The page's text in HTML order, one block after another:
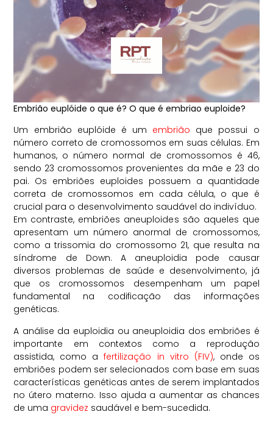
Embrião euplóide o que é? O que é embriao euploide?
Um embrião euplóide é um embrião que possui o
número correto de cromossomos em suas células. Em
humanos, o número normal de cromossomos é 46,
sendo 23 cromossomos provenientes da mãe e 23 do
pai. Os embriões euploides possuem a quantidade
correta de cromossomos em cada célula, o que é
crucial para o desenvolvimento saudável do indivíduo.
Em contraste, embriões aneuploides são aqueles que
apresentam um número anormal de cromossomos,
como a trissomia do cromossomo 21, que resulta na
síndrome de Down. A aneuploidia pode causar
diversos problemas de saúde e desenvolvimento, já
que os cromossomos desempenham um papel
fundamental na codificação das informações
genéticas.
A análise da euploidia ou aneuploidia dos embriões é
importante em contextos como a reprodução
assistida, como afertilização in vitro (FIV), onde os
embriões podem ser selecionados com base em suas
características genéticas antes de serem implantados
no útero materno. Isso ajuda a aumentar as chances
de uma gravidez saudável e bem-sucedida.